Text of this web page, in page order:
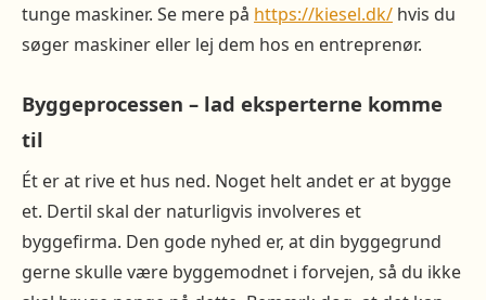
tunge maskiner. Se mere på https://kiesel.dk/ hvis du
søger maskiner eller lej dem hos en entreprenør.
Byggeprocessen – lad eksperterne komme
til
Ét er at rive et hus ned. Noget helt andet er at bygge
et. Dertil skal der naturligvis involveres et
byggefirma. Den gode nyhed er, at din byggegrund
gerne skulle være byggemodnet i forvejen, så du ikke